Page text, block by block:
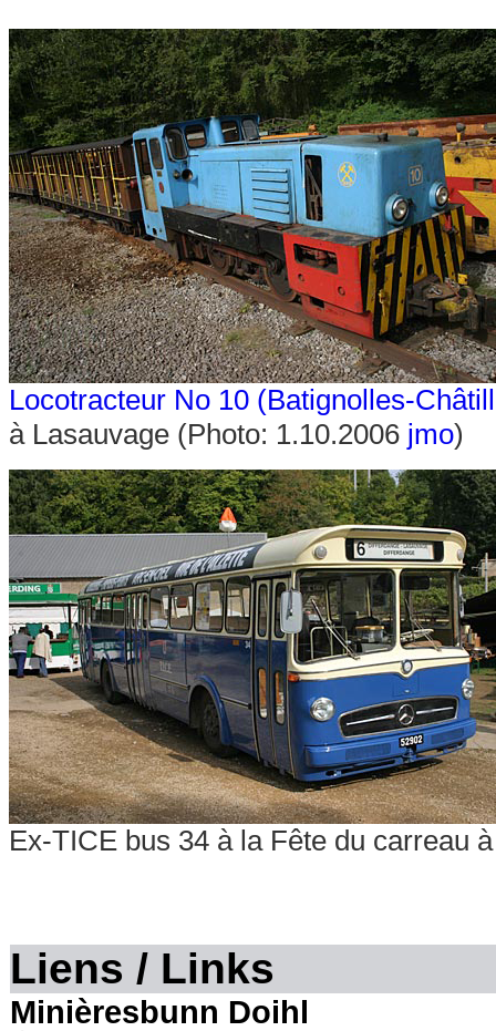
Locotracteur No 10 (Batignolles-
à Lasauvage (Photo: 1.10.2006 jmo)
Ex-TICE bus 34 à la Fête du carreau
Liens / Links
Minièresbunn Doihl